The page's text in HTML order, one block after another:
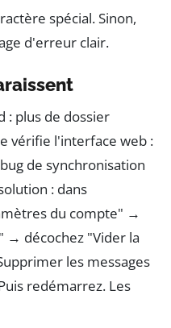
spécial. Sinon,
d'erreur clair.
: plus de dossier
vérifie l'interface web :
de synchronisation
: dans
du compte" →
→ décochez "Vider la
les messages
redémarrez. Les